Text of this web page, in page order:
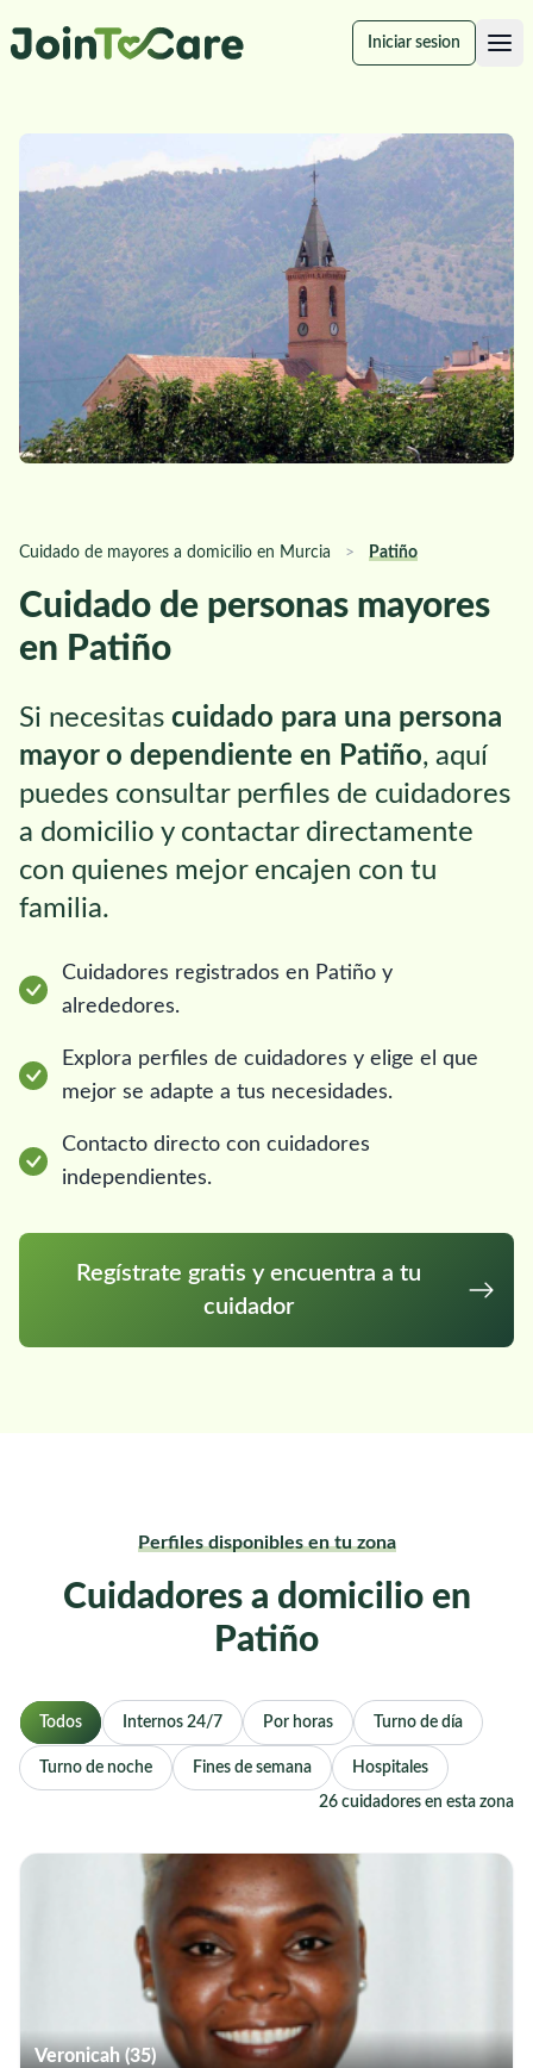
Iniciar sesion
Cuidado de mayores a domicilio en Murcia > Patiño
Cuidado de personas mayores
en Patiño
Si necesitas cuidado para una persona
mayor o dependiente en Patiño, aquí
puedes consultar perfiles de cuidadores
a domicilio y contactar directamente
con quienes mejor encajen con tu
familia.
Cuidadores registrados en Patiño y
alrededores.
Explora perfiles de cuidadores y elige el que
mejor se adapte a tus necesidades.
Contacto directo con cuidadores
independientes.
Regístrate gratis y encuentra a tu
cuidador
Perfiles disponibles en tu zona
Cuidadores a domicilio en
Patiño
Todos Internos 24/7 Por horas Turno de día
Turno de noche Fines de semana Hospitales
26 cuidadores en esta zona
Veronicah (35)